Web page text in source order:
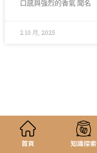
口感與強烈的香氣 聞名
2 10 月, 2025
首頁 知識探索